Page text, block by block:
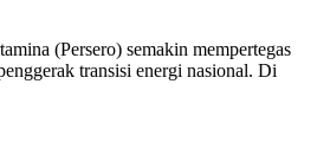
(Persero) semakin mempertegas
transisi energi nasional. Di